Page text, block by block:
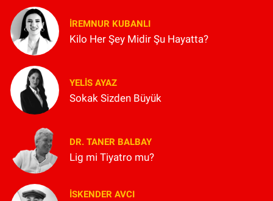
İREMNUR KUBANLI
Kilo Her Şey Midir Şu Hayatta?
YELIS AYAZ
Sokak Sizden Büyük
DR. TANER BALBAY
Lig mi Tiyatro mu?
İSKENDER AVCI